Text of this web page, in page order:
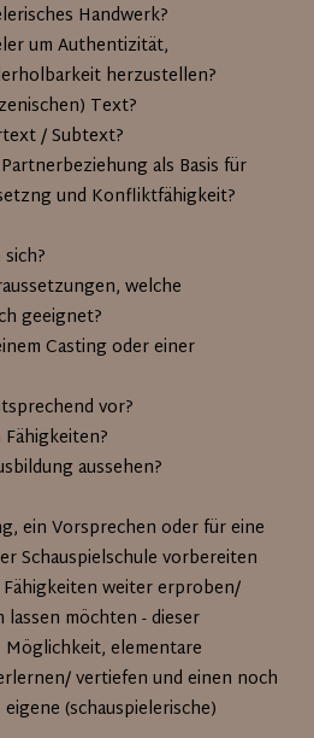
Handwerk?
um Authentizität,
herzustellen?
Text?
/ Subtext?
als Basis für
und Konfliktfähigkeit?
welche
geeignet?
Casting oder einer
vor?
aussehen?
ein Vorsprechen oder für eine
Schauspielschule vorbereiten
weiter erproben/
möchten - dieser
elementare
vertiefen und einen noch
(schauspielerische)